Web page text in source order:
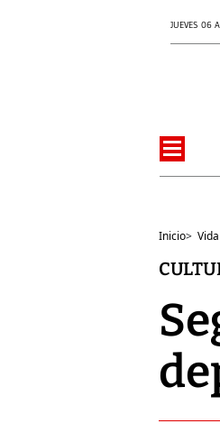
JUEVES 06
Inicio>